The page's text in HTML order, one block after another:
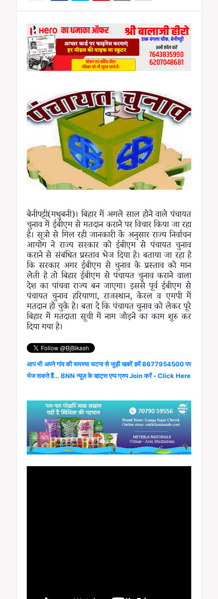
बेनीपट्टी(मधुबनी)। बिहार में अगले साल होने वाले पंचायत
चुनाव में ईबीएम से मतदान कराने पर विचार किया जा रहा
है। सूत्रो से मिल रही जानकारी के अनुसार राज्य निर्वाचन
आयोग ने राज्य सरकार को ईबीएम से पंचायत चुनाव
कराने से संबंधित प्रस्ताव भेज दिया है। बताया जा रहा है
कि सरकार अगर ईबीएम से चुनाव के प्रस्ताव को मान
लेती है तो बिहार ईबीएम से पंचायत चुनाव कराने वाला
देश का पांचवा राज्य बन जाएगा। इससे पूर्व ईबीएम से
पंचायत चुनाव हरियाणा, राजस्थान, केरल व एमपी में
मतदान हो चुके है। बता दे कि पंचायत चुनाव को लेकर पूरे
बिहार में मतदाता सूची में नाम जोड़ने का काम शुरु कर
दिया गया है।
आप भी अपने गांव की समस्या घटना से जुड़ी खबरें हमें 8677954500 पर
भेज सकते हैं... BNN न्यूज़ के व्हाट्स एप्प ग्रुप Join करें - Click Here